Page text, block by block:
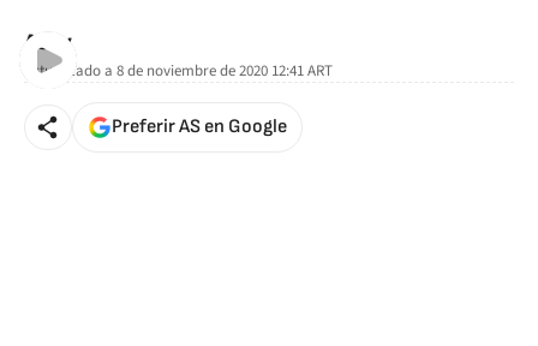
AStv
Actualizado a 8 de noviembre de 2020 12:41ART
Preferir AS en Google